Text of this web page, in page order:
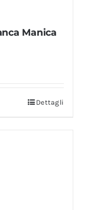
Manica
Dettagli